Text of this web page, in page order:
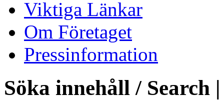
Viktiga Länkar
Om Företaget
Pressinformation
Söka innehåll / Search